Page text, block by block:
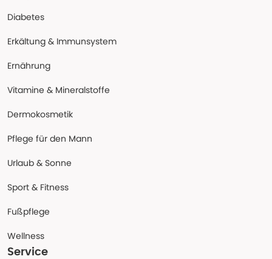
Diabetes
Erkältung & Immunsystem
Ernährung
Vitamine & Mineralstoffe
Dermokosmetik
Pflege für den Mann
Urlaub & Sonne
Sport & Fitness
Fußpflege
Wellness
Service